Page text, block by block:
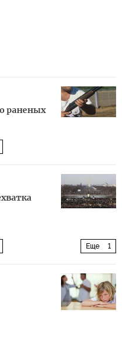
раненых
Еще 1